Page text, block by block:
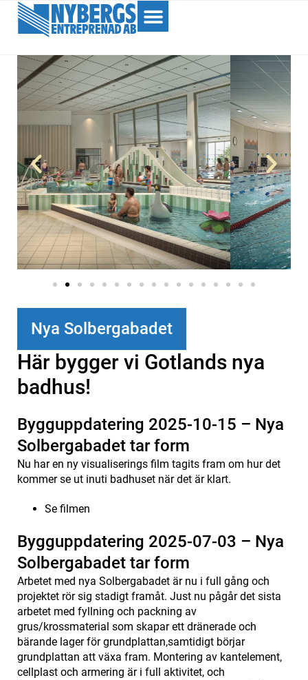
Nya Solbergabadet
Här bygger vi Gotlands nya
badhus!
Bygguppdatering 2025-10-15 – Nya
Solbergabadet tar form
Nu har en ny visualiserings film tagits fram om hur det
kommer se ut inuti badhuset när det är klart.
Se filmen
Bygguppdatering 2025-07-03 – Nya
Solbergabadet tar form
Arbetet med nya Solbergabadet är nu i full gång och
projektet rör sig stadigt framåt. Just nu pågår det sista
arbetet med fyllning och packning av
grus/krossmaterial som skapar ett dränerade och
bärande lager för grundplattan,samtidigt börjar
grundplattan att växa fram. Montering av kantelement,
cellplast och armering är i full aktivitet, och